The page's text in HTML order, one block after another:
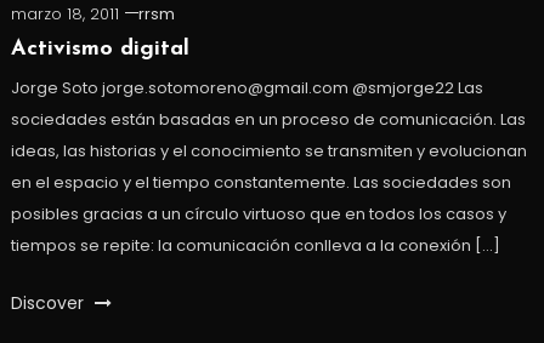
marzo 18, 2011
rrsm
Activismo digital
Jorge Soto jorge.sotomoreno@gmail.com @smjorge22 Las
sociedades están basadas en un proceso de comunicación. Las
ideas, las historias y el conocimiento se transmiten y evolucionan
en el espacio y el tiempo constantemente. Las sociedades son
posibles gracias a un círculo virtuoso que en todos los casos y
tiempos se repite: la comunicación conlleva a la conexión […]
Discover